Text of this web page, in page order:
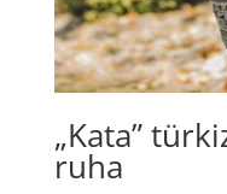
„Kata”
ruha